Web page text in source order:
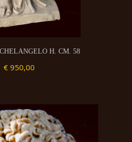
H. CM. 58
€ 950,00